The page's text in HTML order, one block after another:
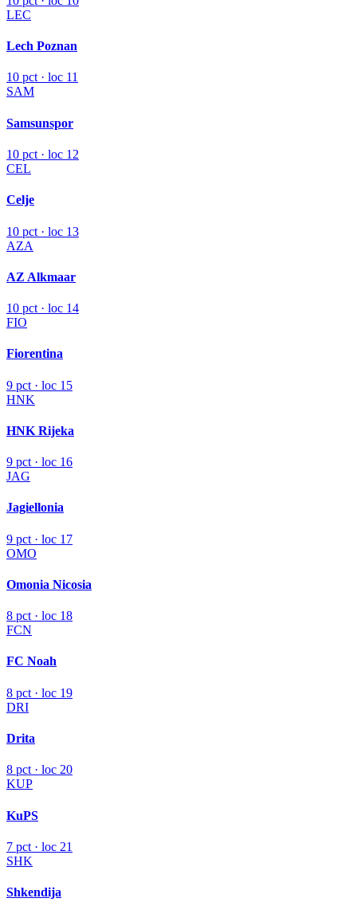
LEC
Lech Poznan
10 pct · loc 11
SAM
Samsunspor
10 pct · loc 12
CEL
Celje
10 pct · loc 13
AZA
AZ Alkmaar
10 pct · loc 14
FIO
Fiorentina
9 pct · loc 15
HNK
HNK Rijeka
9 pct · loc 16
JAG
Jagiellonia
9 pct · loc 17
OMO
Omonia Nicosia
8 pct · loc 18
FCN
FC Noah
8 pct · loc 19
DRI
Drita
8 pct · loc 20
KUP
KuPS
7 pct · loc 21
SHK
Shkendija